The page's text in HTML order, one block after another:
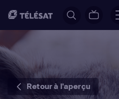
Retour à l'aperçu